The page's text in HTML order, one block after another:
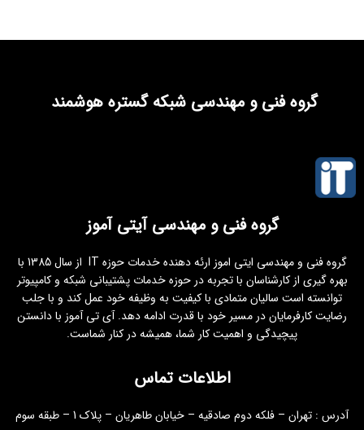
گروه فنی و مهندسی شبکه گستره هوشمند
گروه فنی و مهندسی آیتی آموز
گروه فنی و مهندسی ایتی اموز ارئه دهنده خدمات حوزه IT از سال 1385 با
بهره گیری از کارشناسان با تجربه در حوزه خدمات پشتیبانی شبکه و کامپیوتر
توانسته است سالیان متمادی با کیفیت به وظیفه خود عمل کند و با جلب
رضایت کارفرمایان در مسیر خود با قدرت ادامه دهد. آی تی آموز با دانستن
پیچیدگی و اهمیت کار شما، همیشه در کنار شماست.
اطلاعات تماس
آدرس : تهران – فلکه دوم صادقیه – خیابان طاهریان – پلاک 1 – طبقه سوم